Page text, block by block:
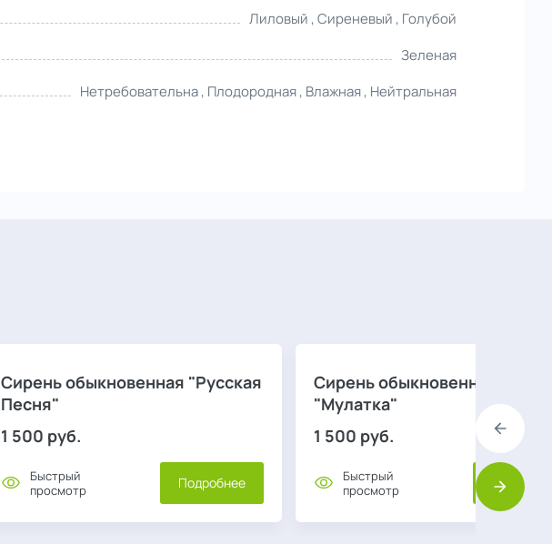
Лиловый , Сиреневый , Голубой
Зеленая
Нетребовательна , Плодородная , Влажная , Нейтральная
Сирень обыкновенная "Русская
Песня"
1 500 руб.
Быстрый
просмотр
Подробнее
Сирень обыкновенная
"Мулатка"
1 500 руб.
Быстрый
просмотр
Назад
Вперед